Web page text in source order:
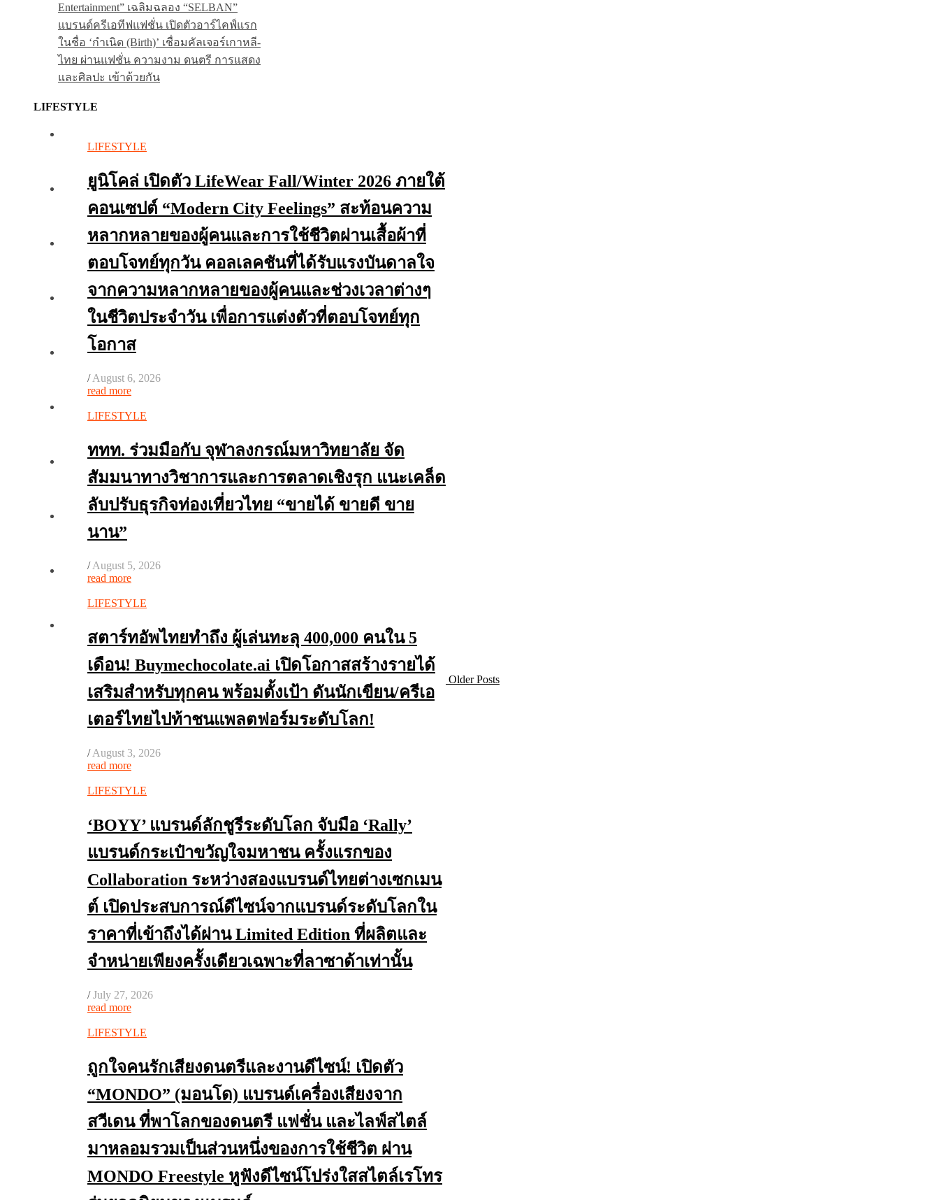
Entertainment” เฉลิมฉลอง “SELBAN”
แบรนด์ครีเอทีฟแฟชั่น เปิดตัวอาร์ไคฟ์แรก
ในชื่อ ‘กำเนิด (Birth)’ เชื่อมคัลเจอร์เกาหลี-
ไทย ผ่านแฟชั่น ความงาม ดนตรี การแสดง
และศิลปะ เข้าด้วยกัน
LIFESTYLE
LIFESTYLE
ยูนิโคล่ เปิดตัว LifeWear Fall/Winter 2026 ภายใต้
คอนเซปต์ “Modern City Feelings” สะท้อนความ
หลากหลายของผู้คนและการใช้ชีวิตผ่านเสื้อผ้าที่
ตอบโจทย์ทุกวัน คอลเลคชันที่ได้รับแรงบันดาลใจ
จากความหลากหลายของผู้คนและช่วงเวลาต่างๆ
ในชีวิตประจำวัน เพื่อการแต่งตัวที่ตอบโจทย์ทุก
โอกาส
/ August 6, 2026
read more
LIFESTYLE
ททท. ร่วมมือกับ จุฬาลงกรณ์มหาวิทยาลัย จัด
สัมมนาทางวิชาการและการตลาดเชิงรุก แนะเคล็ด
ลับปรับธุรกิจท่องเที่ยวไทย “ขายได้ ขายดี ขาย
นาน”
/ August 5, 2026
read more
LIFESTYLE
สตาร์ทอัพไทยทำถึง ผู้เล่นทะลุ 400,000 คนใน 5
เดือน! Buymechocolate.ai เปิดโอกาสสร้างรายได้
เสริมสำหรับทุกคน พร้อมตั้งเป้า ดันนักเขียน/ครีเอ
เตอร์ไทยไปท้าชนแพลตฟอร์มระดับโลก!
/ August 3, 2026
read more
LIFESTYLE
‘BOYY’ แบรนด์ลักชูรีระดับโลก จับมือ ‘Rally’
แบรนด์กระเป๋าขวัญใจมหาชน ครั้งแรกของ
Collaboration ระหว่างสองแบรนด์ไทยต่างเซกเมน
ต์ เปิดประสบการณ์ดีไซน์จากแบรนด์ระดับโลกใน
ราคาที่เข้าถึงได้ผ่าน Limited Edition ที่ผลิตและ
จำหน่ายเพียงครั้งเดียวเฉพาะที่ลาซาด้าเท่านั้น
/ July 27, 2026
read more
LIFESTYLE
ถูกใจคนรักเสียงดนตรีและงานดีไซน์! เปิดตัว
“MONDO” (มอนโด) แบรนด์เครื่องเสียงจาก
สวีเดน ที่พาโลกของดนตรี แฟชั่น และไลฟ์สไตล์
มาหลอมรวมเป็นส่วนหนึ่งของการใช้ชีวิต ผ่าน
MONDO Freestyle หูฟังดีไซน์โปร่งใสสไตล์เรโทร
Older Posts